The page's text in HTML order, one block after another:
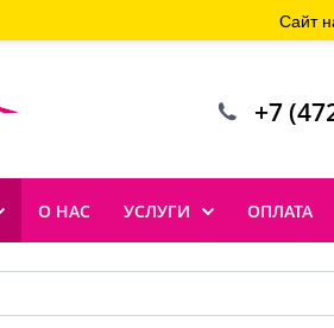
+7
О НАС УСЛУГИ ОПЛАТА
Сайт